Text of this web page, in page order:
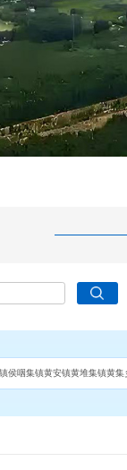
侯咽集镇黄安镇黄堆集镇黄集